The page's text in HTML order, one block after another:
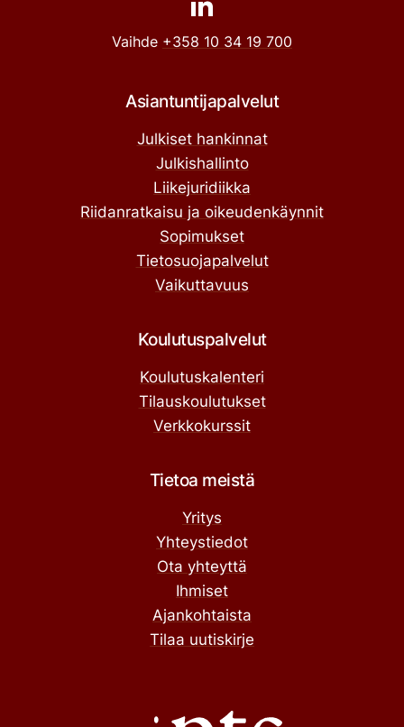
Vaihde +358 10 34 19 700
Asiantuntijapalvelut
Julkiset hankinnat
Julkishallinto
Liikejuridiikka
Riidanratkaisu ja oikeudenkäynnit
Sopimukset
Tietosuojapalvelut
Vaikuttavuus
Koulutuspalvelut
Koulutuskalenteri
Tilauskoulutukset
Verkkokurssit
Tietoa meistä
Yritys
Yhteystiedot
Ota yhteyttä
Ihmiset
Ajankohtaista
Tilaa uutiskirje